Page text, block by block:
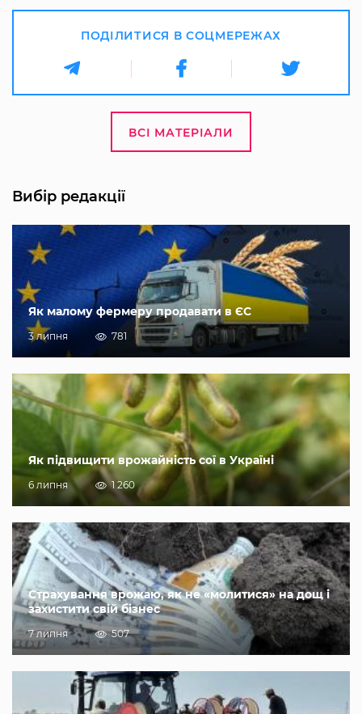
ПОДІЛИТИСЯ В СОЦМЕРЕЖАХ
ВСІ МАТЕРІАЛИ
Вибір редакції
Як малому фермеру продавати в ЄС
3 липня 781
Як підвищити врожайність сої в Україні
6 липня 1 260
Страхування врожаю, як не «молитися» на дощ і
захистити свій бізнес
7 липня 507